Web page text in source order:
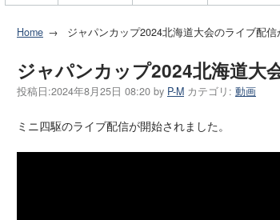
Home ジャパンカップ2024北海道大会のライブ配信
ジャパンカップ2024北海道大
投稿日:2024年8月25日 08:20 by P-M カテゴリ: 動画
ミニ四駆のライブ配信が開始されました。